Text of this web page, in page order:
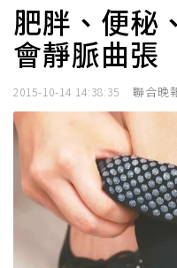
肥胖、便秘
會靜脈曲張
2015-10-14 14:38:35 聯合晚